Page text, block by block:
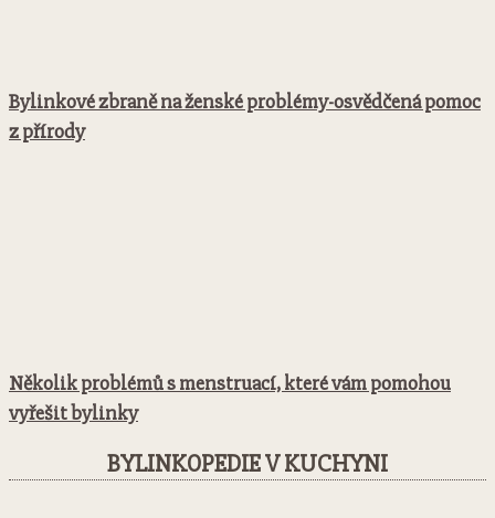
Bylinkové zbraně na ženské problémy-osvědčená pomoc
z přírody
Několik problémů s menstruací, které vám pomohou
vyřešit bylinky
BYLINKOPEDIE V KUCHYNI